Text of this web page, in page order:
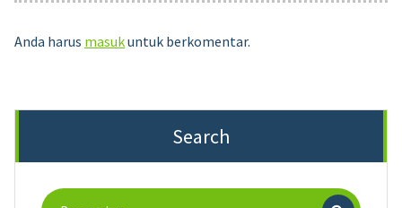
Anda harus masukuntuk berkomentar.
Search
Pencarian